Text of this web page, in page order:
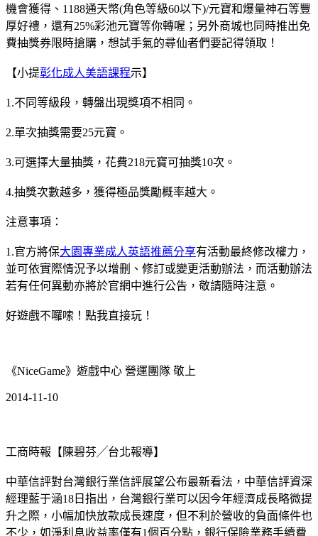
機會獲得、1188通天幣(角色等級60以下)/元寶和爆量神石等豐
厚好禮，還有25%彩池元寶等你轉喔；另外商城也同時推出免
費抽獎券限時搶購，想試手氣的尋仙者們要記得領取！
【小提彰化成人美語課程示】
1.不同等級段，轉盤出現獎項不相同。
2.單次抽獎需要25元寶。
3.可選擇大量抽獎，花費218元寶可抽獎10次。
4.抽獎次數越多，獲得極品獎勵概率越大。
注意事項：
1.官方將保大園專業成人英語推薦分享有活動最終修改權力，
並可依實際情況予以增刪、修訂或變更活動辦法，而活動辦法
若有任何異動亦將於官網中進行公告，敬請隨時注意。
好遊戲不囉嗦！點我直接玩！
《NiceGame》遊戲中心 營運團隊 敬上
2014-11-10
工商時報【陳碧芬╱台北報導】
中華信評對台灣銀行業信評展望公布最新看法，中華信評資深
經理藍于涵18日指出，台灣銀行業可以因今年經濟成長略微提
升之際，小幅加快放款成長速度，但不利於營收的負面條件也
不少，如淨利息收益率僅有1個百分點，銀行保險業務手續費